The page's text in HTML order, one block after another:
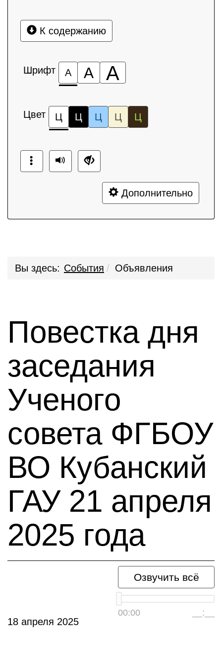
К содержанию
Шрифт А А А
Цвет Ц Ц Ц Ц Ц
Дополнительно
Вы здесь: События Объявления
Повестка дня
заседания
Ученого
совета ФГБОУ
ВО Кубанский
ГАУ 21 апреля
2025 года
Озвучить всё
00:00 __:__
18 апреля 2025